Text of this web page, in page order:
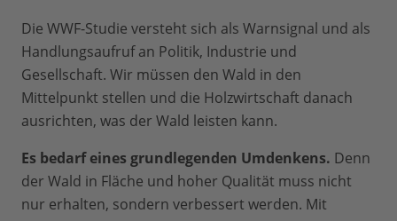
Die WWF-Studie versteht sich als Warnsignal und als
Handlungsaufruf an Politik, Industrie und
Gesellschaft. Wir müssen den Wald in den
Mittelpunkt stellen und die Holzwirtschaft danach
ausrichten, was der Wald leisten kann.
Es bedarf eines grundlegenden Umdenkens. Denn
der Wald in Fläche und hoher Qualität muss nicht
nur erhalten, sondern verbessert werden. Mit